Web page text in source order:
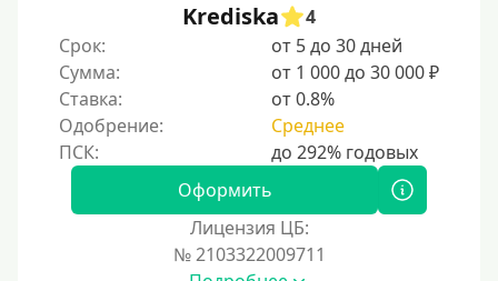
Krediska
4
Срок:
от 5 до 30 дней
Сумма:
от 1 000 до 30 000 ₽
Ставка:
от 0.8%
Одобрение:
Среднее
Оформить
Лицензия ЦБ:
№ 2103322009711